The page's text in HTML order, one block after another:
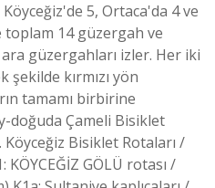
5, Ortaca'da 4 ve
14 güzergah ve
güzergahları izler. Her iki
kırmızı yön
tamamı birbirine
doğuda Çameli Bisiklet
Köyceğiz Bisiklet Rotaları /
GÖLÜ rotası /